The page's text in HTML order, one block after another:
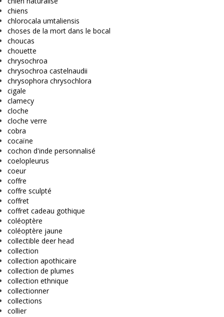
chiens
chlorocala umtaliensis
choses de la mort dans le bocal
choucas
chouette
chrysochroa
chrysochroa castelnaudii
chrysophora chrysochlora
cigale
clamecy
cloche
cloche verre
cobra
cocaïne
cochon d'inde personnalisé
coelopleurus
coeur
coffre
coffre sculpté
coffret
coffret cadeau gothique
coléoptère
coléoptère jaune
collectible deer head
collection
collection apothicaire
collection de plumes
collection ethnique
collectionner
collections
collier